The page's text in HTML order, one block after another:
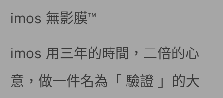
imos 無影膜™
imos 用三年的時間，二倍的心
意，做一件名為「 驗證 」的大